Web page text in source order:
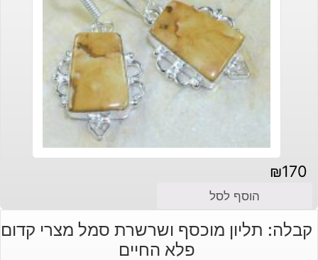
₪170
הוסף לסל
קבלה: תליון מוכסף ושרשרת סמל מצרי קדום
פלא החיים